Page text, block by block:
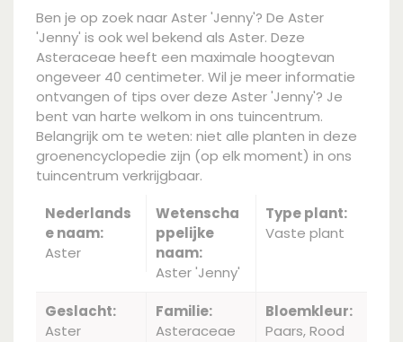
Ben je op zoek naar Aster 'Jenny'? De Aster
'Jenny' is ook wel bekend als Aster. Deze
Asteraceae heeft een maximale hoogtevan
ongeveer 40 centimeter. Wil je meer informatie
ontvangen of tips over deze Aster 'Jenny'? Je
bent van harte welkom in ons tuincentrum.
Belangrijk om te weten: niet alle planten in deze
groenencyclopedie zijn (op elk moment) in ons
tuincentrum verkrijgbaar.
Nederlands
e naam:
Aster
Wetenscha
ppelijke
naam:
Aster 'Jenny'
Type plant:
Vaste plant
Geslacht:
Aster
Familie:
Asteraceae
Bloemkleur:
Paars, Rood